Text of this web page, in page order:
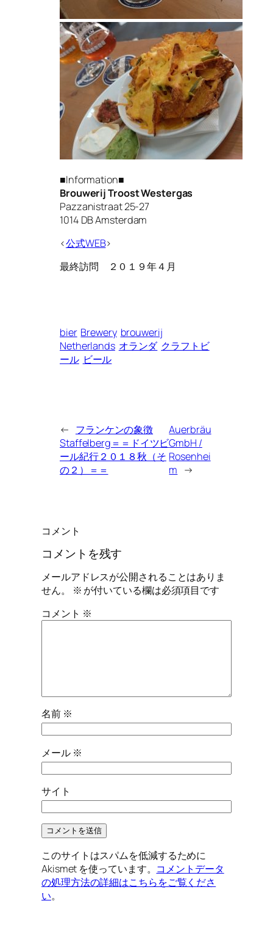
■Information■
Brouwerij Troost Westergas
Pazzanistraat 25-27
1014 DB Amsterdam
<公式WEB>
最終訪問 ２０１９年４月
bier Brewery brouwerij
Netherlands オランダ クラフトビ
ール ビール
← フランケンの象徴
Staffelberg＝＝ドイツビ
ール紀行２０１８秋（そ
の２）＝＝
Auerbräu
GmbH /
Rosenhei
m →
コメント
コメントを残す
メールアドレスが公開されることはありま
せん。
※ が付いている欄は必須項目です
コメント ※
名前 ※
メール ※
サイト
このサイトはスパムを低減するために
Akismet を使っています。 コメントデータ
の処理方法の詳細はこちらをご覧くださ
い。